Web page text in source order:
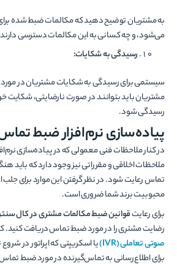
به مشتریان توضیح دهید که مکالمات ضبط شده
می‌شود، و چه کسانی به این مکالمات دسترسی
رسیدگی به شکایات:
سیستمی برای رسیدگی به شکایات مشتریان در
مشتریان باید بتوانند در صورت نارضایتی، شکایت
رسیدگی شود.
پیاده‌­سازی نرم‌­افزار ضبط
در کنار ملاحظات فنی معمولی که در پیاده‌­سازی
ملاحظات اخلاقی و مقرراتی نیز وجود دارد که باید
تماس رعایت شود. در نظر گرفتن این موارد برای
محبوبیت برند شما ضروری است.
برای رعایتقوانین ضبط مکالمات مشتری در کال
رضایت مشتری را در مورد ضبط تماس دریافت کنید.
صوتی تعاملی (IVR
)یا اسکریپتی که اپراتور در
برای اطلاع­‌رسانی به تماس‌­گیرنده در مورد ضبط